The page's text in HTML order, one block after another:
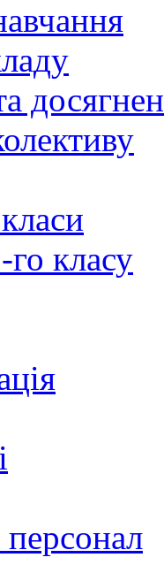
класу